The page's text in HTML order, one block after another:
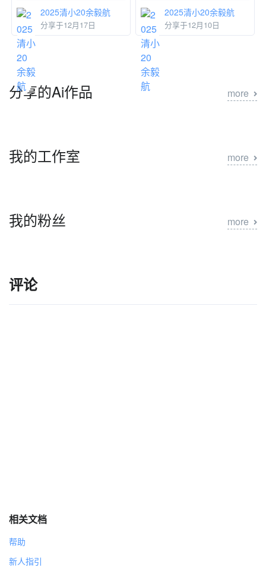
2025清小20余毅航
分享于12月17日
2025清小20余毅航
分享于12月10日
分享的Ai作品 more
我的工作室 more
我的粉丝 more
评论
相关文档
帮助
新人指引